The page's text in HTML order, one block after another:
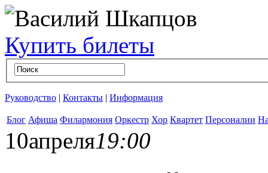
Купить билеты
Руководство | Контакты | Информация
Блог Афиша Филармония Оркестр Хор Квартет Персоналии
10апреля19:00